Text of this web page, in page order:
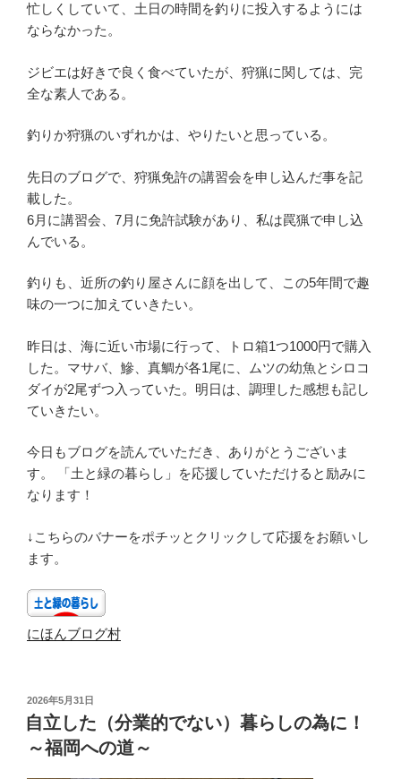
忙しくしていて、土日の時間を釣りに投入するようには
ならなかった。
ジビエは好きで良く食べていたが、狩猟に関しては、完
全な素人である。
釣りか狩猟のいずれかは、やりたいと思っている。
先日のブログで、狩猟免許の講習会を申し込んだ事を記
載した。
6月に講習会、7月に免許試験があり、私は罠猟で申し込
んでいる。
釣りも、近所の釣り屋さんに顔を出して、この5年間で趣
味の一つに加えていきたい。
昨日は、海に近い市場に行って、トロ箱1つ1000円で購入
した。マサバ、鰺、真鯛が各1尾に、ムツの幼魚とシロコ
ダイが2尾ずつ入っていた。明日は、調理した感想も記し
ていきたい。
今日もブログを読んでいただき、ありがとうございま
す。 「土と緑の暮らし」を応援していただけると励みに
なります！
↓こちらのバナーをポチッとクリックして応援をお願いし
ます。
にほんブログ村
投
稿
日:
2026年5月31日
自立した（分業的でない）暮らしの為に！
～福岡への道～